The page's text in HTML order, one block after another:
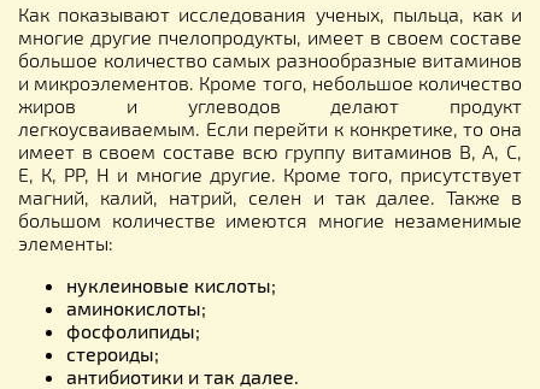
Как показывают исследования ученых, пыльца, как и
многие другие пчелопродукты, имеет в своем составе
большое количество самых разнообразные витаминов
и микроэлементов. Кроме того, небольшое количество
жиров и углеводов делают продукт
легкоусваиваемым. Если перейти к конкретике, то она
имеет в своем составе всю группу витаминов В, А, С,
Е, К, РР, Н и многие другие. Кроме того, присутствует
магний, калий, натрий, селен и так далее. Также в
большом количестве имеются многие незаменимые
элементы:
нуклеиновые кислоты;
аминокислоты;
фосфолипиды;
стероиды;
антибиотики и так далее.